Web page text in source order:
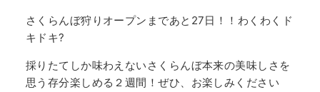
さくらんぼ狩りオープンまであと27日！！わくわくド
キドキ?
採りたてしか味わえないさくらんぼ本来の美味しさを
思う存分楽しめる２週間！ぜひ、お楽しみください